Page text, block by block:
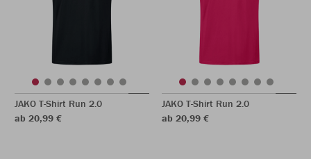
JAKO T-Shirt Run 2.0
ab 20,99 €
JAKO T-Shirt Run 2.0
ab 20,99 €